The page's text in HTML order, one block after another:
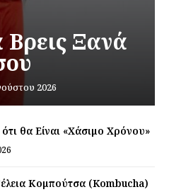
τώρα!
Βρεις Ξανά
2026
θα Είναι «Χάσιμο Χρόνου»
Κομπούτσα (Kombucha)